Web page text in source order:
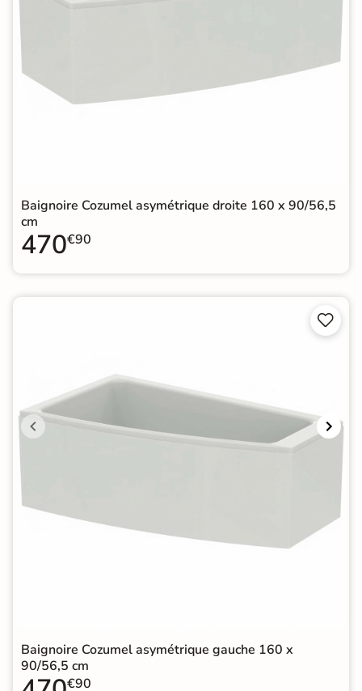
Baignoire Cozumel asymétrique droite 160 x 90/56,5
cm
470€90


Baignoire Cozumel asymétrique gauche 160 x
90/56,5 cm
€90